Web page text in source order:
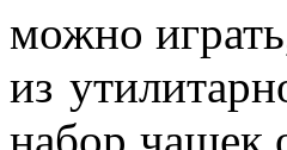
можно
из
набор чашек